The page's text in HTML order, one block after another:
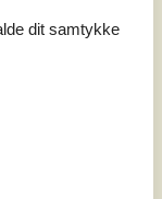
ind ved
dit samtykke